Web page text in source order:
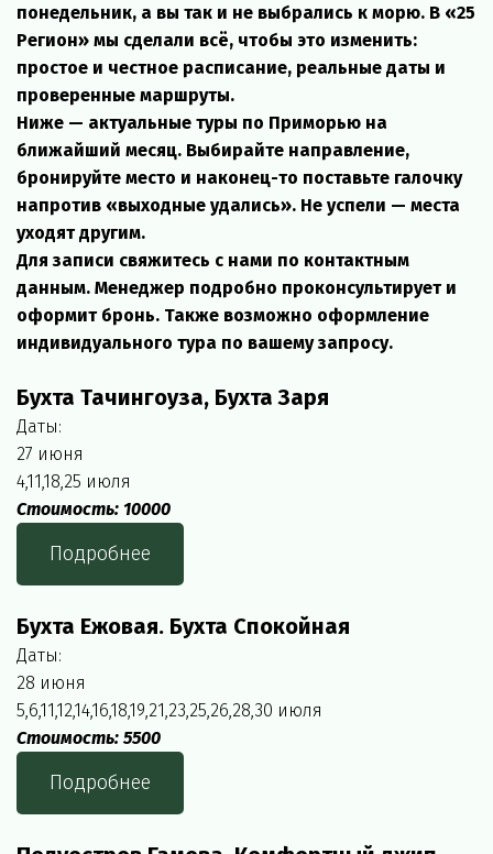
понедельник, а вы так и не выбрались к морю. В «25
Регион» мы сделали всё, чтобы это изменить:
простое и честное расписание, реальные даты и
проверенные маршруты.
Ниже — актуальные туры по Приморью на
ближайший месяц. Выбирайте направление,
бронируйте место и наконец-то поставьте галочку
напротив «выходные удались». Не успели — места
уходят другим.
Для записи свяжитесь с нами по контактным
данным. Менеджер подробно проконсультирует и
оформит бронь. Также возможно оформление
индивидуального тура по вашему запросу.
Бухта Тачингоуза, Бухта Заря
Даты:
27 июня
4,11,18,25 июля
Стоимость: 10000
Подробнее
Бухта Ежовая. Бухта Спокойная
Даты:
28 июня
5,6,11,12,14,16,18,19,21,23,25,26,28,30 июля
Стоимость: 5500
Подробнее